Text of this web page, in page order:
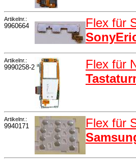
Artikelnr.:
9960664
Flex für
Artikelnr.:
9990258-2 Flex für
Artikelnr.:
9940171 Flex für